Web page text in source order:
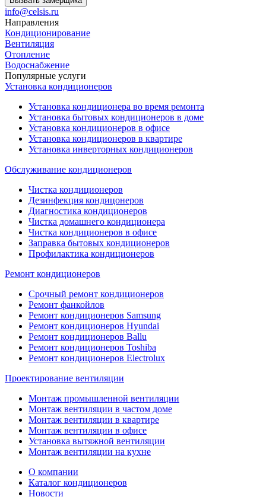
info@celsis.ru
Направления
Кондиционирование
Вентиляция
Отопление
Водоснабжение
Популярные услуги
Установка кондиционеров
Установка кондиционера во время ремонта
Установка бытовых кондиционеров в доме
Установка кондиционеров в офисе
Установка кондиционеров в квартире
Установка инверторных кондиционеров
Обслуживание кондиционеров
Чистка кондиционеров
Дезинфекция кондицонеров
Диагностика кондиционеров
Чистка домашнего кондиционера
Чистка кондиционеров в офисе
Заправка бытовых кондиционеров
Профилактика кондиционеров
Ремонт кондиционеров
Срочный ремонт кондиционеров
Ремонт фанкойлов
Ремонт кондиционеров Samsung
Ремонт кондиционеров Hyundai
Ремонт кондиционеров Ballu
Ремонт кондиционеров Toshibа
Ремонт кондиционеров Electrolux
Проектирование вентиляции
Монтаж промышленной вентиляции
Монтаж вентиляции в частом доме
Монтаж вентиляции в квартире
Монтаж вентиляции в офисе
Установка вытяжной вентиляции
Монтаж вентиляции на кухне
О компании
Каталог кондиционеров
Новости